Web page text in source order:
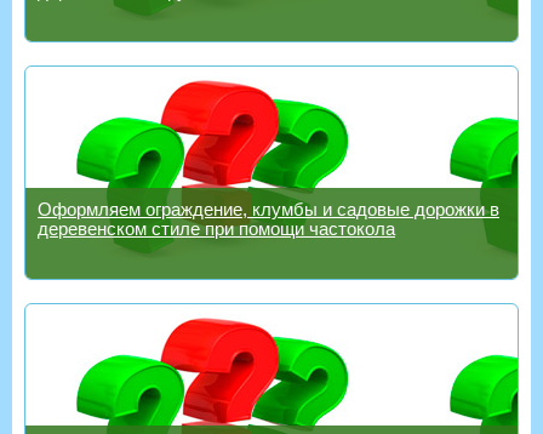
Оформляем ограждение, клумбы и садовые дорожки в
деревенском стиле при помощи частокола